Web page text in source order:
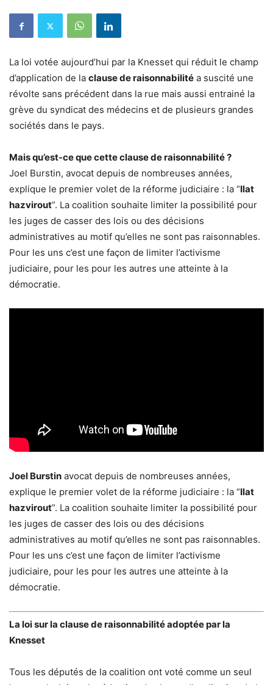
La loi votée aujourd’hui par la Knesset qui réduit le champ
d’application de la clause de raisonnabilité a suscité une
révolte sans précédent dans la rue mais aussi entrainé la
grève du syndicat des médecins et de plusieurs grandes
sociétés dans le pays.
Mais qu’est-ce que cette clause de raisonnabilité ?
Joel Burstin, avocat depuis de nombreuses années,
explique le premier volet de la réforme judiciaire : la “Ilat
hazvirout”. La coalition souhaite limiter la possibilité pour
les juges de casser des lois ou des décisions
administratives au motif qu’elles ne sont pas raisonnables.
Pour les uns c’est une façon de limiter l’activisme
judiciaire, pour les pour les autres une atteinte à la
démocratie.
Joel Burstin avocat depuis de nombreuses années,
explique le premier volet de la réforme judiciaire : la “Ilat
hazvirout”. La coalition souhaite limiter la possibilité pour
les juges de casser des lois ou des décisions
administratives au motif qu’elles ne sont pas raisonnables.
Pour les uns c’est une façon de limiter l’activisme
judiciaire, pour les pour les autres une atteinte à la
démocratie.
La loi sur la clause de raisonnabilité adoptée par la
Knesset
Tous les députés de la coalition ont voté comme un seul